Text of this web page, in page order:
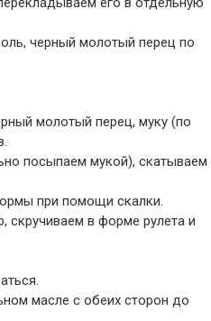
черный молотый перец по
молотый перец, муку (по
посыпаем мукой), скатываем
при помощи скалки.
скручиваем в форме рулета и
масле с обеих сторон до